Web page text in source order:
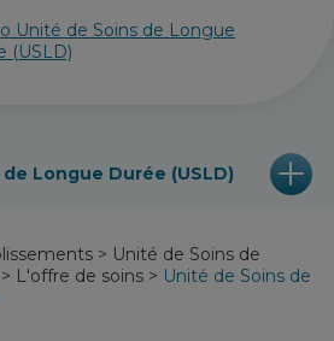
Longue Durée (USLD)
> Unité de Soins de
> L'offre de soins > Unité de Soins de